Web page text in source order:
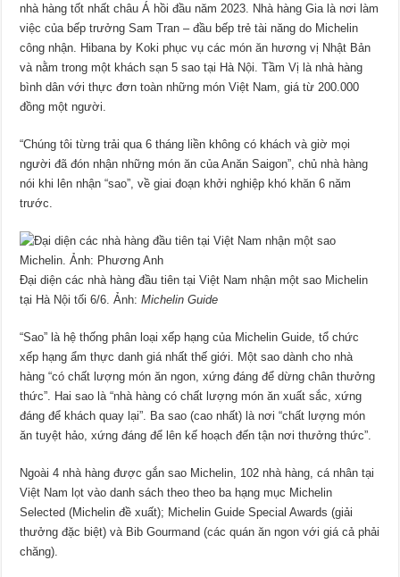
nhà hàng tốt nhất châu Á hồi đầu năm 2023. Nhà hàng Gia là nơi làm
việc của bếp trưởng Sam Tran – đầu bếp trẻ tài năng do Michelin
công nhận. Hibana by Koki phục vụ các món ăn hương vị Nhật Bản
và nằm trong một khách sạn 5 sao tại Hà Nội. Tầm Vị là nhà hàng
bình dân với thực đơn toàn những món Việt Nam, giá từ 200.000
đồng một người.
“Chúng tôi từng trải qua 6 tháng liền không có khách và giờ mọi
người đã đón nhận những món ăn của Anăn Saigon”, chủ nhà hàng
nói khi lên nhận “sao”, về giai đoạn khởi nghiệp khó khăn 6 năm
trước.
Đại diện các nhà hàng đầu tiên tại Việt Nam nhận một sao Michelin
tại Hà Nội tối 6/6. Ảnh:Michelin Guide
“Sao” là hệ thống phân loại xếp hạng của Michelin Guide, tổ chức
xếp hạng ẩm thực danh giá nhất thế giới. Một sao dành cho nhà
hàng “có chất lượng món ăn ngon, xứng đáng để dừng chân thưởng
thức”. Hai sao là “nhà hàng có chất lượng món ăn xuất sắc, xứng
đáng để khách quay lại”. Ba sao (cao nhất) là nơi “chất lượng món
ăn tuyệt hảo, xứng đáng để lên kế hoạch đến tận nơi thưởng thức”.
Ngoài 4 nhà hàng được gắn sao Michelin, 102 nhà hàng, cá nhân tại
Việt Nam lọt vào danh sách theo theo ba hạng mục Michelin
Selected (Michelin đề xuất); Michelin Guide Special Awards (giải
thưởng đặc biệt) và Bib Gourmand (các quán ăn ngon với giá cả phải
chăng).